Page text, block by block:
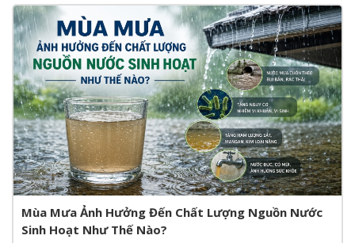
Mùa Mưa Ảnh Hưởng Đến Chất Lượng Nguồn Nước
Sinh Hoạt Như Thế Nào?